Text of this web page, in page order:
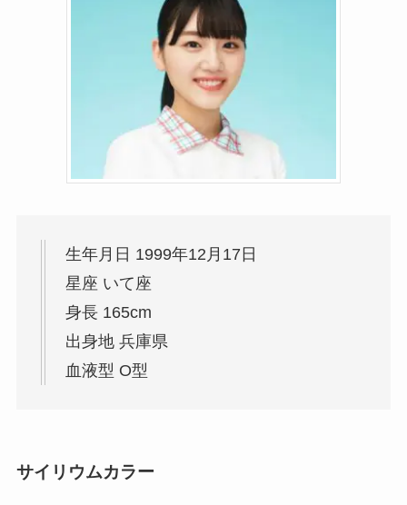
生年月日 1999年12月17日
星座 いて座
身長 165cm
出身地 兵庫県
血液型 O型
サイリウムカラー